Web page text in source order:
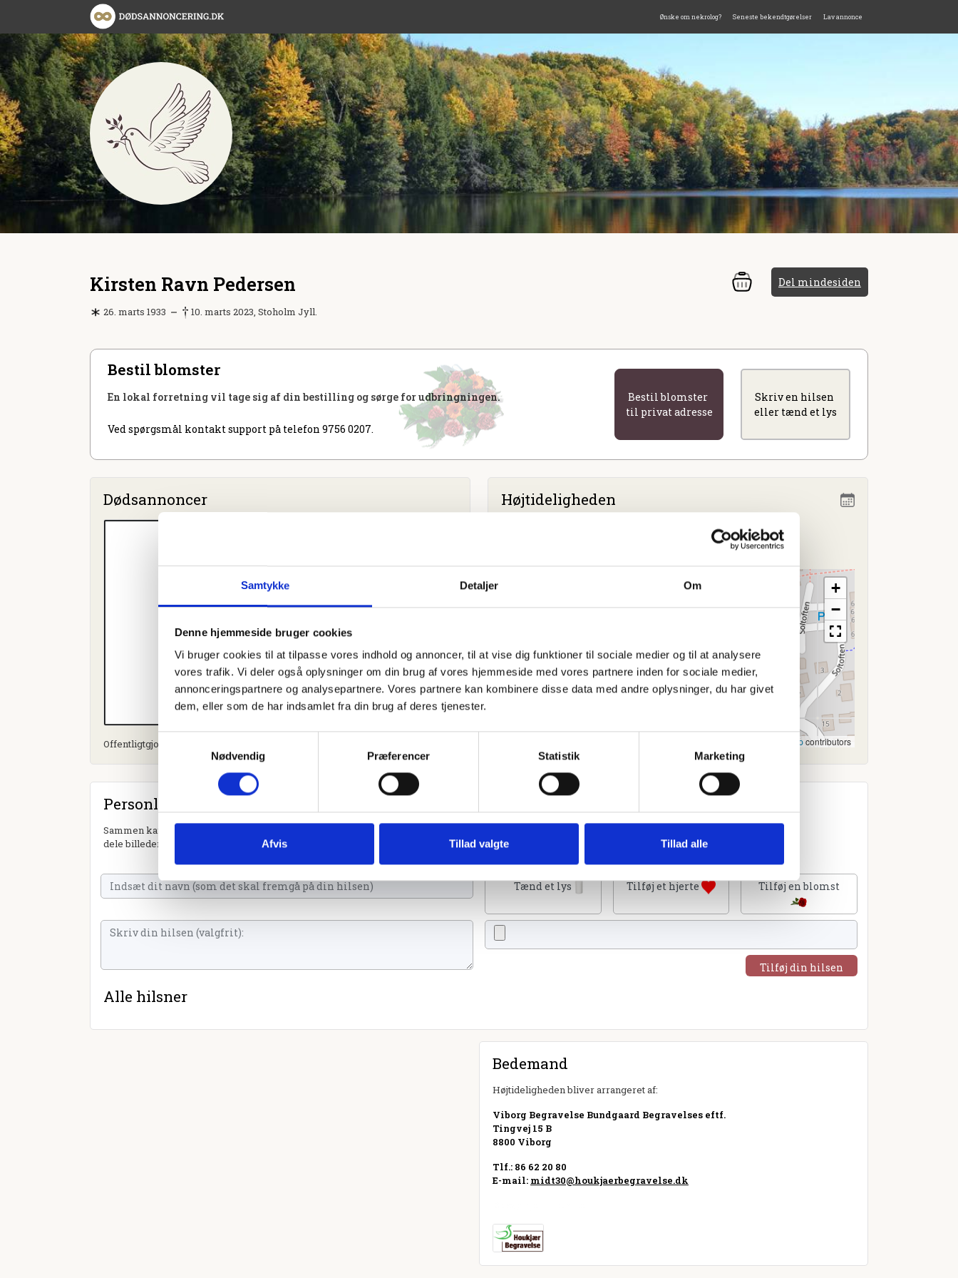
Samtykke Detaljer Om
Denne hjemmeside bruger cookies
Vi bruger cookies til at tilpasse vores indhold og annoncer, til at vise dig funktioner til sociale medier og til at analysere
vores trafik. Vi deler også oplysninger om din brug af vores hjemmeside med vores partnere inden for sociale medier,
annonceringspartnere og analysepartnere. Vores partnere kan kombinere disse data med andre oplysninger, du har givet
dem, eller som de har indsamlet fra din brug af deres tjenester.
Nødvendig
Præferencer Statistik Marketing
Afvis Tillad valgte Tillad alle
Ønske om nekrolog? Seneste bekendtgørelser Lav annonce
Kirsten Ravn Pedersen Del mindesiden
26. marts 1933 10. marts 2023, Stoholm Jyll.
Bestil blomster
En lokal forretning vil tage sig af din bestilling og sørge for udbringningen.
Ved spørgsmål kontakt support på telefon 9756 0207.
Bestil blomster
til privat adresse
Skriv en hilsen
eller tænd et lys
Dødsannoncer
Offentligtgjort i Viborg Stiftfolkeblad d. 20. marts 2023
Højtideligheden
+
−
OpenStreetMapcontributors
Personlig hilsen
Sammen kan vi mindes Kirsten Ravn Pedersen. Du kan tænde et lys, skrive et mindeord,
dele billeder og video eller blot sende et hjerte eller en rose
Tænd et lys Tilføj et hjerte Tilføj en blomst
Tilføj din hilsen
Alle hilsner
Bedemand
Højtideligheden bliver arrangeret af:
Viborg Begravelse Bundgaard Begravelses eftf.
Tingvej 15 B
8800 Viborg
Tlf.: 86 62 20 80
E-mail: midt30@houkjaerbegravelse.dk